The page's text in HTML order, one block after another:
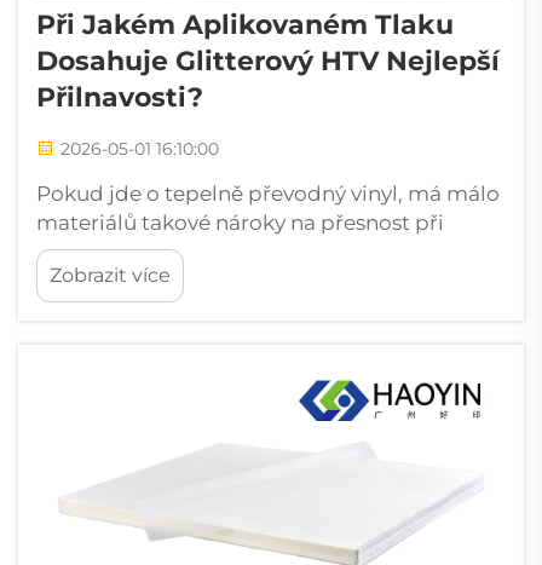
Při Jakém Aplikovaném Tlaku
Dosahuje Glitterový HTV Nejlepší
Přilnavosti?
2026-05-01 16:10:00
Pokud jde o tepelně převodný vinyl, má málo
materiálů takové nároky na přesnost při
aplikaci jako HTV s leskem. Jiskřivost a
textura, které činí HTV s leskem vizuálně tak
poutavým, jsou zároveň vlastnostmi, které jej
Zobrazit více